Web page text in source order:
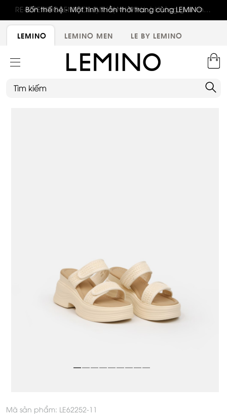
RE-OPENING LEMINO VẠN HẠNH MALL | Không gian mới,
trải nghiệm mới, ưu đãi tri ân đặc biệt
Bốn thế hệ - Một tinh thần thời trang cùng LEMINO
LEMINO LEMINO MEN LE BY LEMINO
Mã sản phẩm: LE62252-11